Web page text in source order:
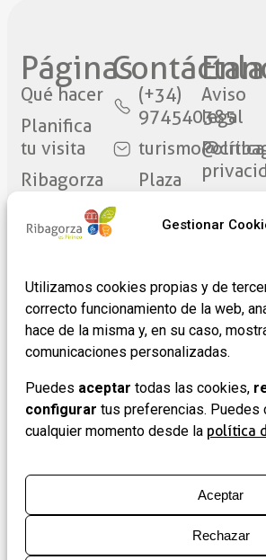
Gestionar
Utilizamos cookies propias y de
correcto funcionamiento de la web,
hace de la misma y, en su caso,
comunicaciones personalizadas.
Puedes aceptar todas las cookies,
configurar tus preferencias. Puedes
cualquier momento desde la política
Aceptar
Rechazar
Páginas
Qué hacer
Planifica
tu visita
Ribagorza
Noticias
(+34)
974540385
Plaza
(Huesca)
Aviso
legal
Cookies
de
de